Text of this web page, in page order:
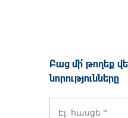
Բաց մի՛ թողեք
նորությունները